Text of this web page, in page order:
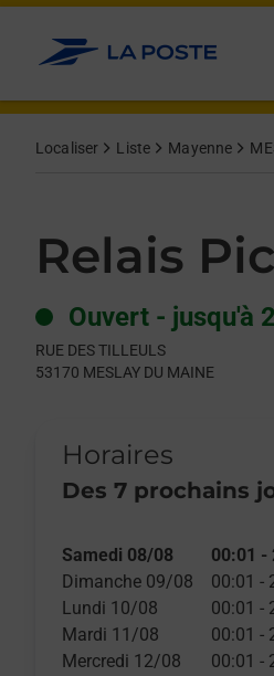
Allez au contenu
Localiser Liste Mayenne
Relais
Ouvert - jusqu'à
RUE DES TILLEULS
53170 MESLAY DU MAINE
Horaires
Des 7 prochains
Day of the WeekHours
Samedi 08/08 00:01 -
Dimanche 09/08
00:01 -
Lundi 10/08
00:01 -
Mardi 11/08
00:01 -
Mercredi 12/08
00:01 -
Get directions to Relais Pickup at
lien s'ouvre dans un nouvel